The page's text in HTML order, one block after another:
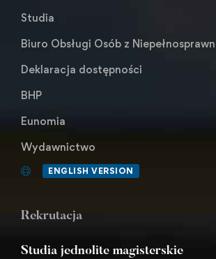
Studia
Biuro Obsługi Osób z
Deklaracja dostępności
BHP
Eunomia
Wydawnictwo
ENGLISH VERSION
Rekrutacja
Studia jednolite magisterskie